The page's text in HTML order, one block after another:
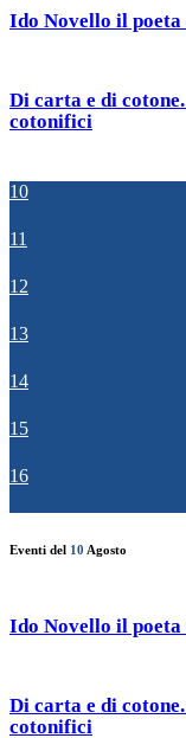
Ido Novello il poeta
Di carta e di
cotonifici
10
11
12
13
14
15
16
Eventi del 10 Agosto
Ido Novello il poeta
Di carta e di
cotonifici